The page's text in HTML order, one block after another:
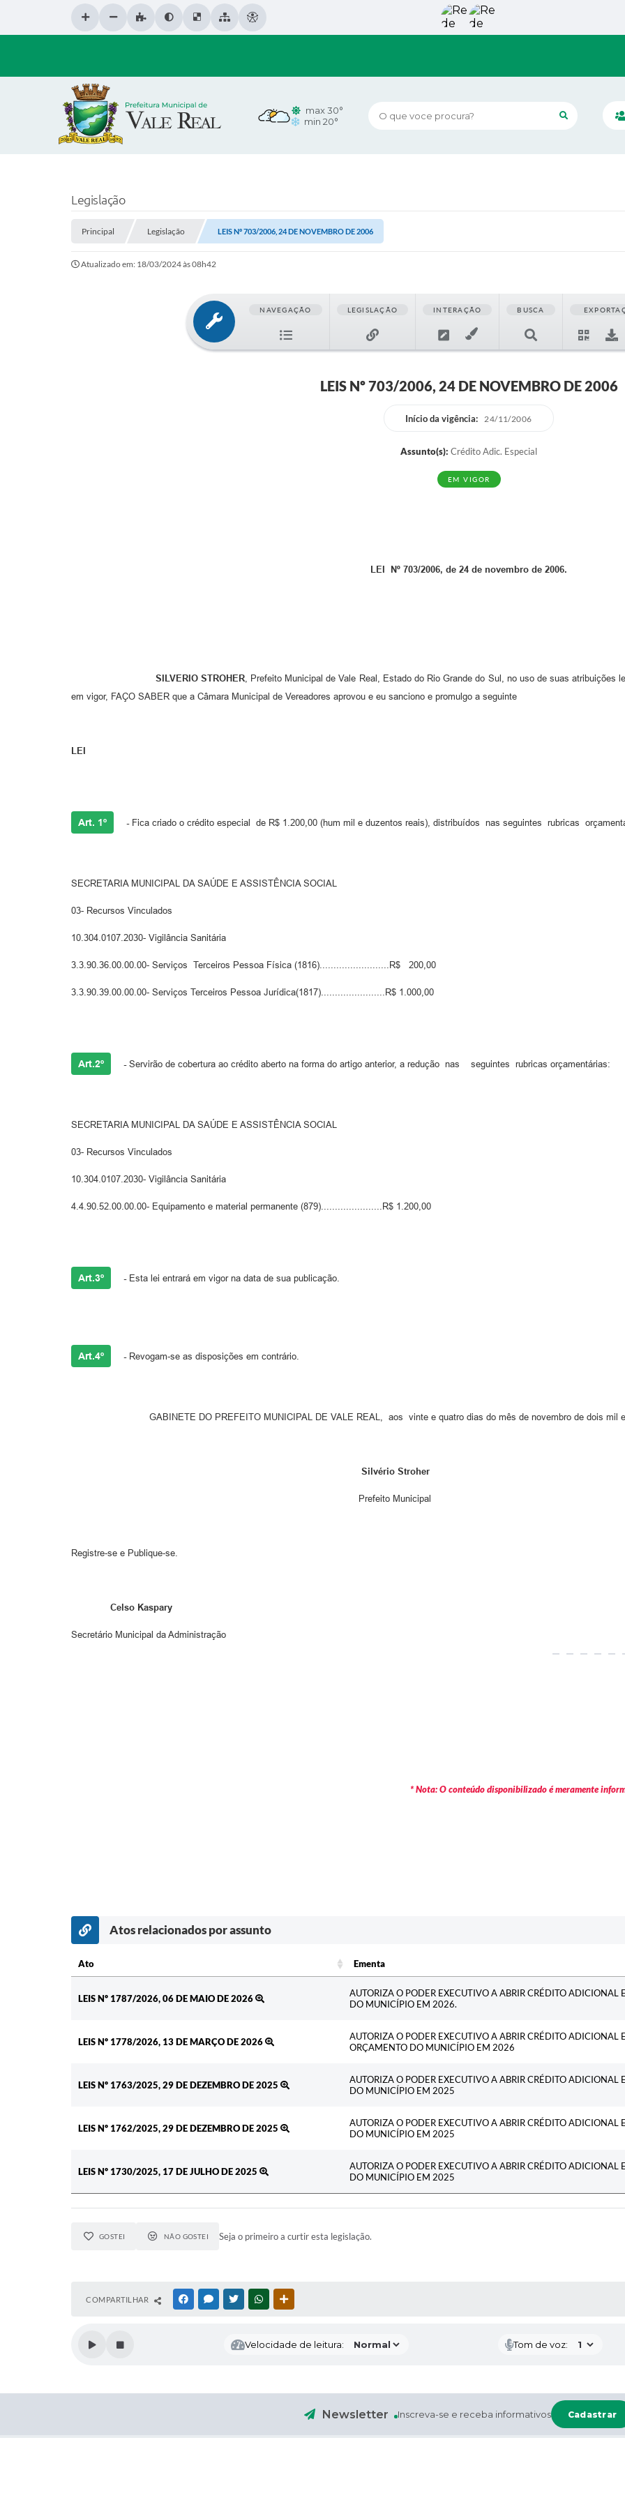
O que voce procura?
max 30°
min 20°
Legislação
Principal Legislação LEIS Nº 703/2006, 24 DE NOVEMBRO DE 2006
Atualizado em: 18/03/2024 às 08h42
NAVEGAÇÃO LEGISLAÇÃO INTERAÇÃO BUSCA
LEIS Nº 703/2006, 24 DE NOVEMBRO DE 2006
Início da vigência: 24/11/2006
Assunto(s): Crédito Adic. Especial
EM VIGOR
LEI Nº 703/2006, de 24 de novembro de 2006.
SILVERIO STROHER, Prefeito Municipal de Vale Real, Estado do Rio Grande do Sul, no uso de suas atribuições
em vigor, FAÇO SABER que a Câmara Municipal de Vereadores aprovou e eu sanciono e promulgo a seguinte
LEI
Art. 1º -Fica criado o crédito especial de R$ 1.200,00 (hum mil e duzentos reais), distribuídos nas seguintes rubricas
SECRETARIA MUNICIPAL DA SAÚDE E ASSISTÊNCIA SOCIAL
03- Recursos Vinculados
10.304.0107.2030- Vigilância Sanitária
3.3.90.36.00.00.00- Serviços Terceiros Pessoa Física (1816).........................R$ 200,00
3.3.90.39.00.00.00- Serviços Terceiros Pessoa Jurídica(1817).......................R$ 1.000,00
Art.2º -Servirão de cobertura ao crédito aberto na forma do artigo anterior, a redução nas seguintes rubricas orçamentárias:
SECRETARIA MUNICIPAL DA SAÚDE E ASSISTÊNCIA SOCIAL
03- Recursos Vinculados
10.304.0107.2030- Vigilância Sanitária
4.4.90.52.00.00.00- Equipamento e material permanente (879)......................R$ 1.200,00
Art.3º -Esta lei entrará em vigor na data de sua publicação.
Art.4º -Revogam-se as disposições em contrário.
GABINETE DO PREFEITO MUNICIPAL DE VALE REAL, aos vinte e quatro dias do mês de novembro de dois mil
Silvério Stroher
Prefeito Municipal
Registre-se e Publique-se.
Celso Kaspary
Secretário Municipal da Administração
* Nota: O conteúdo disponibilizado é meramente
Atos relacionados por assunto
Ato
Ementa
LEIS Nº 1787/2026, 06 DE MAIO DE 2026
AUTORIZA O PODER EXECUTIVO A ABRIR CRÉDITO ADICIONAL
DO MUNICÍPIO EM 2026.
LEIS Nº 1778/2026, 13 DE MARÇO DE 2026
AUTORIZA O PODER EXECUTIVO A ABRIR CRÉDITO ADICIONAL
ORÇAMENTO DO MUNICÍPIO EM 2026
LEIS Nº 1763/2025, 29 DE DEZEMBRO DE 2025
AUTORIZA O PODER EXECUTIVO A ABRIR CRÉDITO ADICIONAL
DO MUNICÍPIO EM 2025
LEIS Nº 1762/2025, 29 DE DEZEMBRO DE 2025
AUTORIZA O PODER EXECUTIVO A ABRIR CRÉDITO ADICIONAL
DO MUNICÍPIO EM 2025
LEIS Nº 1730/2025, 17 DE JULHO DE 2025
AUTORIZA O PODER EXECUTIVO A ABRIR CRÉDITO ADICIONAL
DO MUNICÍPIO EM 2025
GOSTEI NÃO GOSTEI Seja o primeiro a curtir esta legislação.
COMPARTILHAR FACEBOOKMESSENGER
TWITTERWHATSAPP
Velocidade de leitura: Tom de voz:
Newsletter Inscreva-se e receba informativos Cadastrar